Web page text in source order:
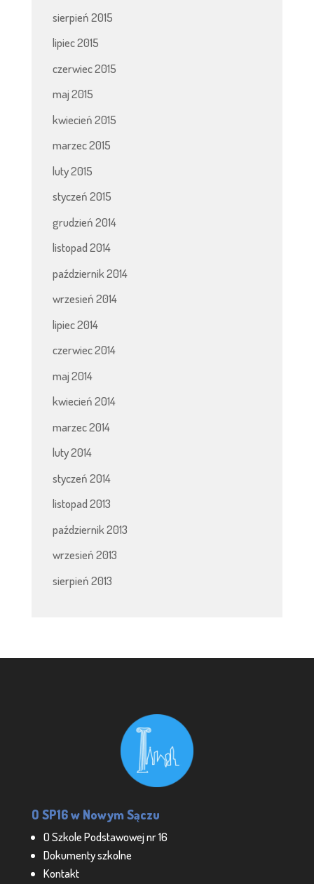
sierpień 2015
lipiec 2015
czerwiec 2015
maj 2015
kwiecień 2015
marzec 2015
luty 2015
styczeń 2015
grudzień 2014
listopad 2014
październik 2014
wrzesień 2014
lipiec 2014
czerwiec 2014
maj 2014
kwiecień 2014
marzec 2014
luty 2014
styczeń 2014
listopad 2013
październik 2013
wrzesień 2013
sierpień 2013
O SP16 w Nowym Sączu
O Szkole Podstawowej nr 16
Dokumenty szkolne
Kontakt